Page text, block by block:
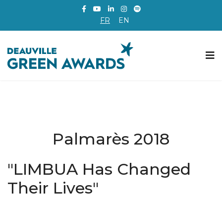
FR EN
Palmarès 2018
"LIMBUA Has Changed
Their Lives"